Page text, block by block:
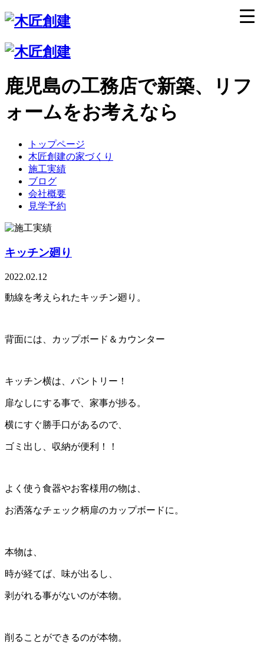
鹿児島の工務店で新築、リフ
ォームをお考えなら
トップページ
木匠創建の家づくり
施工実績
ブログ
会社概要
見学予約
キッチン廻り
2022.02.12
動線を考えられたキッチン廻り。
背面には、カップボード＆カウンター
キッチン横は、パントリー！
扉なしにする事で、家事が捗る。
横にすぐ勝手口があるので、
ゴミ出し、収納が便利！！
よく使う食器やお客様用の物は、
お洒落なチェック柄扉のカップボードに。
本物は、
時が経てば、味が出るし、
剥がれる事がないのが本物。
削ることができるのが本物。